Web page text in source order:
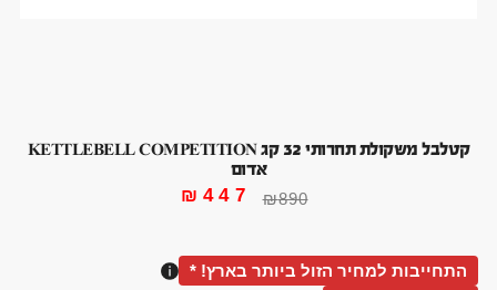
קטלבל משקולת תחרותי 32 קג KETTLEBELL COMPETITION
אדום
₪890
₪ 447
התחייבות למחיר הזול ביותר בארץ! *